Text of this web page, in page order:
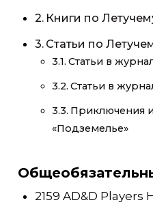
Книги по
Статьи по
Статьи в
Статьи в
Приключения
«Подземелье»
2159 AD&D Players